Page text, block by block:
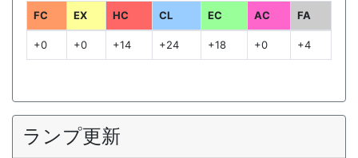
FC EX HC CL EC AC FA
+0 +0 +14 +24 +18 +0 +4
ランプ更新